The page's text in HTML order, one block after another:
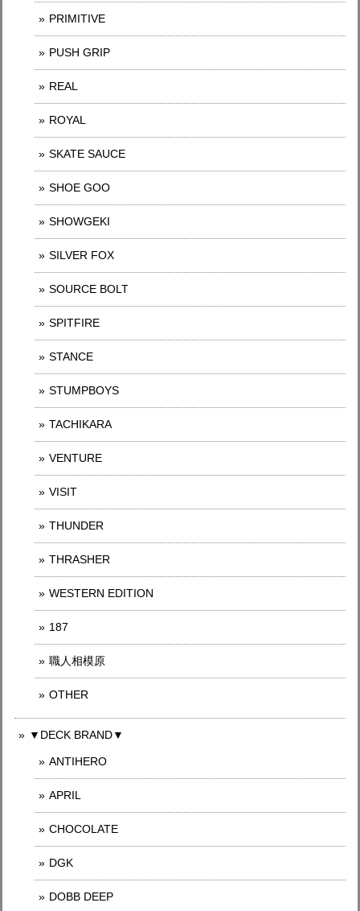
PRIMITIVE
PUSH GRIP
REAL
ROYAL
SKATE SAUCE
SHOE GOO
SHOWGEKI
SILVER FOX
SOURCE BOLT
SPITFIRE
STANCE
STUMPBOYS
TACHIKARA
VENTURE
VISIT
THUNDER
THRASHER
WESTERN EDITION
187
職人相模原
OTHER
▼DECK BRAND▼
ANTIHERO
APRIL
CHOCOLATE
DGK
DOBB DEEP